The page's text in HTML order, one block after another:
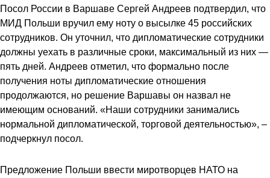
Посол России в Варшаве Сергей Андреев подтвердил, что
МИД Польши вручил ему ноту о высылке 45 российских
сотрудников. Он уточнил, что дипломатические сотрудники
должны уехать в различные сроки, максимальный из них —
пять дней. Андреев отметил, что формально после
получения ноты дипломатические отношения
продолжаются, но решение Варшавы он назвал не
имеющим оснований. «Наши сотрудники занимались
нормальной дипломатической, торговой деятельностью», –
подчеркнул посол.
Предложение Польши ввести миротворцев НАТО на